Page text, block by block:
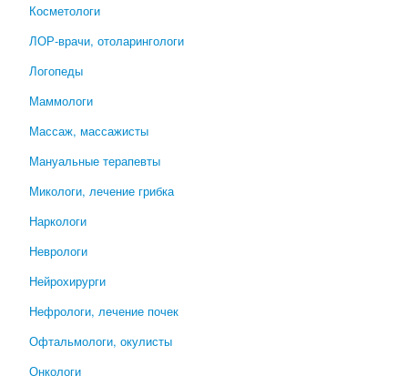
Косметологи
ЛОР-врачи, отоларингологи
Логопеды
Маммологи
Массаж, массажисты
Мануальные терапевты
Микологи, лечение грибка
Наркологи
Неврологи
Нейрохирурги
Нефрологи, лечение почек
Офтальмологи, окулисты
Онкологи